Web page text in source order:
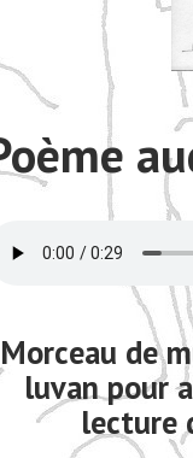
Morceau de
luvan pour
lecture